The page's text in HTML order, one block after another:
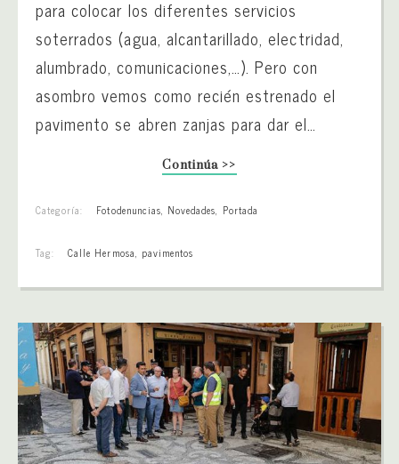
para colocar los diferentes servicios
soterrados (agua, alcantarillado, electridad,
alumbrado, comunicaciones,…). Pero con
asombro vemos como recién estrenado el
pavimento se abren zanjas para dar el…
Continúa >>
Categoría: Fotodenuncias, Novedades, Portada
Tag: Calle Hermosa, pavimentos